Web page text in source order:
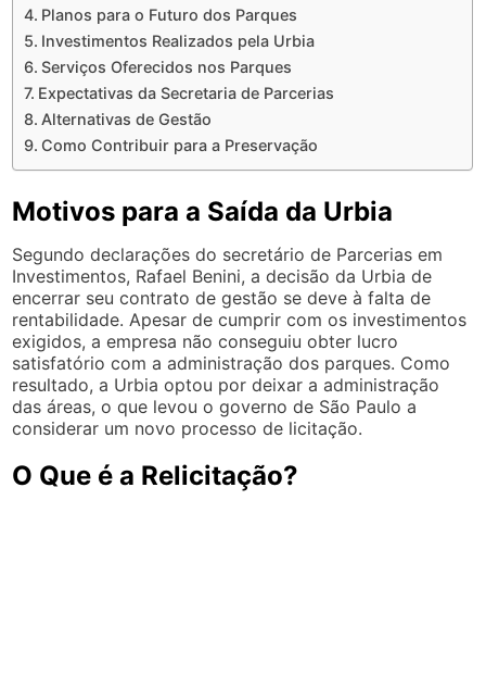
Planos para o Futuro dos Parques
Investimentos Realizados pela Urbia
Serviços Oferecidos nos Parques
Expectativas da Secretaria de Parcerias
Alternativas de Gestão
Como Contribuir para a Preservação
Motivos para a Saída da Urbia
Segundo declarações do secretário de Parcerias em
Investimentos, Rafael Benini, a decisão da Urbia de
encerrar seu contrato de gestão se deve à falta de
rentabilidade. Apesar de cumprir com os investimentos
exigidos, a empresa não conseguiu obter lucro
satisfatório com a administração dos parques. Como
resultado, a Urbia optou por deixar a administração
das áreas, o que levou o governo de São Paulo a
considerar um novo processo de licitação.
O Que é a Relicitação?